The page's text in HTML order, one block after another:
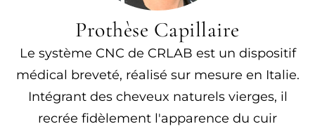
Prothèse Capillaire
Le système CNC de CRLAB est un dispositif
médical breveté, réalisé sur mesure en Italie.
Intégrant des cheveux naturels vierges, il
recrée fidèlement l'apparence du cuir